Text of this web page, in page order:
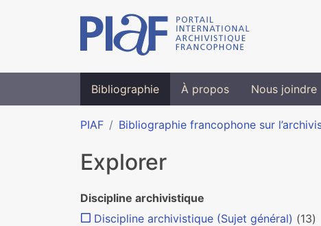
Bibliographie À propos Nous joindre
PIAF Bibliographie francophone sur
Explorer
Discipline archivistique
Discipline archivistique (Sujet général) (13)